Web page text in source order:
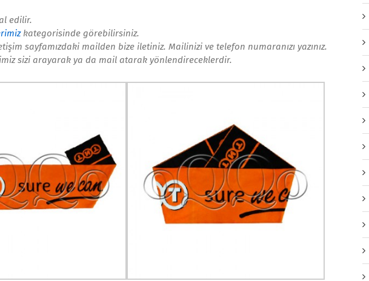
edilir.
kategorisinde görebilirsiniz.
sayfamızdaki mailden bize iletiniz. Mailinizi ve telefon numaranızı yazınız.
sizi arayarak ya da mail atarak yönlendireceklerdir.